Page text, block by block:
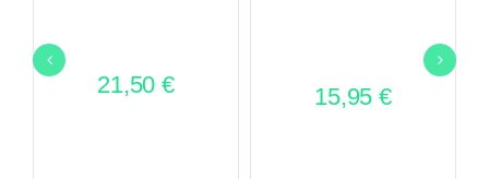
21,50 € 15,95 €